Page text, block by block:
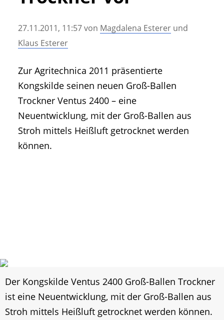
• Messen und Veranstaltungen
• Mitteilung der Redaktion
• Artikel nach Hersteller/Marke
27.11.2011, 11:57von Magdalena Esterer und
Klaus Esterer
Zur Agritechnica 2011 präsentierte
Kongskilde seinen neuen Groß-Ballen
Trockner Ventus 2400 – eine
Neuentwicklung, mit der Groß-Ballen aus
Stroh mittels Heißluft getrocknet werden
können.
Der Kongskilde Ventus 2400 Groß-Ballen Trockner
ist eine Neuentwicklung, mit der Groß-Ballen aus
Stroh mittels Heißluft getrocknet werden können.